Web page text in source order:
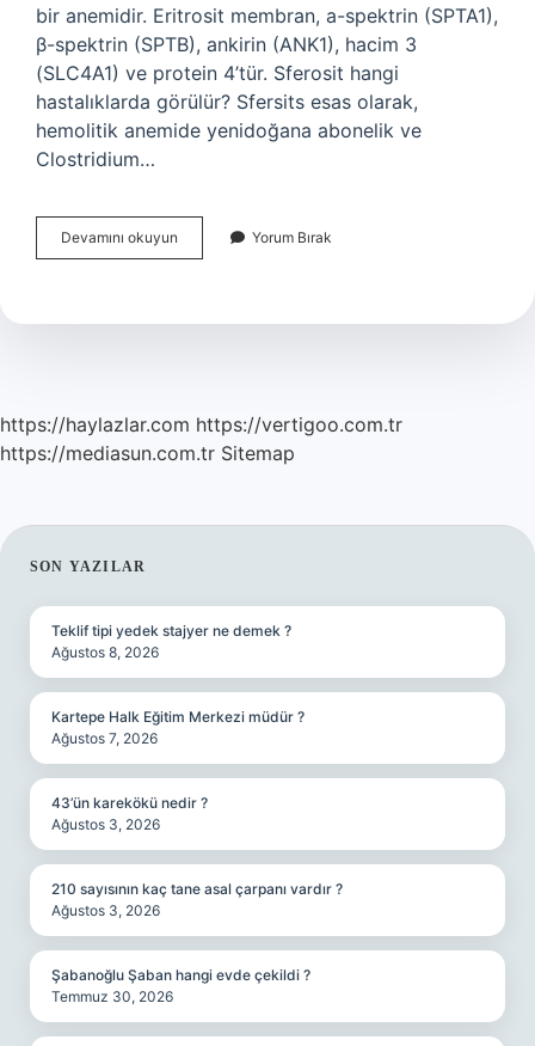
bir anemidir. Eritrosit membran, a-spektrin (SPTA1),
β-spektrin (SPTB), ankirin (ANK1), hacim 3
(SLC4A1) ve protein 4’tür. Sferosit hangi
hastalıklarda görülür? Sfersits esas olarak,
hemolitik anemide yenidoğana abonelik ve
Clostridium…
Devamını okuyun Herediter
Sferositoz
Nedir
Yorum Bırak
https://haylazlar.com https://vertigoo.com.tr
https://mediasun.com.tr Sitemap
SIDEBAR
SON YAZILAR
Teklif tipi yedek stajyer ne demek ?
Ağustos 8, 2026
Kartepe Halk Eğitim Merkezi müdür ?
Ağustos 7, 2026
43’ün karekökü nedir ?
Ağustos 3, 2026
210 sayısının kaç tane asal çarpanı vardır ?
Ağustos 3, 2026
Şabanoğlu Şaban hangi evde çekildi ?
Temmuz 30, 2026